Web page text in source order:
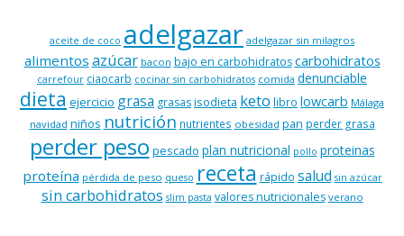
aceite de coco adelgazar adelgazar sin milagros
alimentos azúcar bacon bajo en carbohidratos carbohidratos
carrefour ciaocarb cocinar sin carbohidratos comida denunciable
dieta ejercicio grasa grasasisodieta keto libro lowcarb Málaga
navidad niños nutrición nutrientes obesidad pan perder grasa
perder peso pescado plan nutricional pollo proteinas
proteína pérdida de peso queso receta rápido salud sin azúcar
sin carbohidratos slim pasta valores nutricionales verano